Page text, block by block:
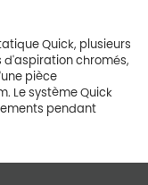
Quick, plusieurs
d'aspiration chromés,
pièce
Le système Quick
pendant